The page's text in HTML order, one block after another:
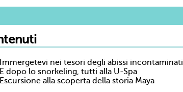
Immergetevi nei tesori degli abissi incontaminati
E dopo lo snorkeling, tutti alla U-Spa
Escursione alla scoperta della storia Maya